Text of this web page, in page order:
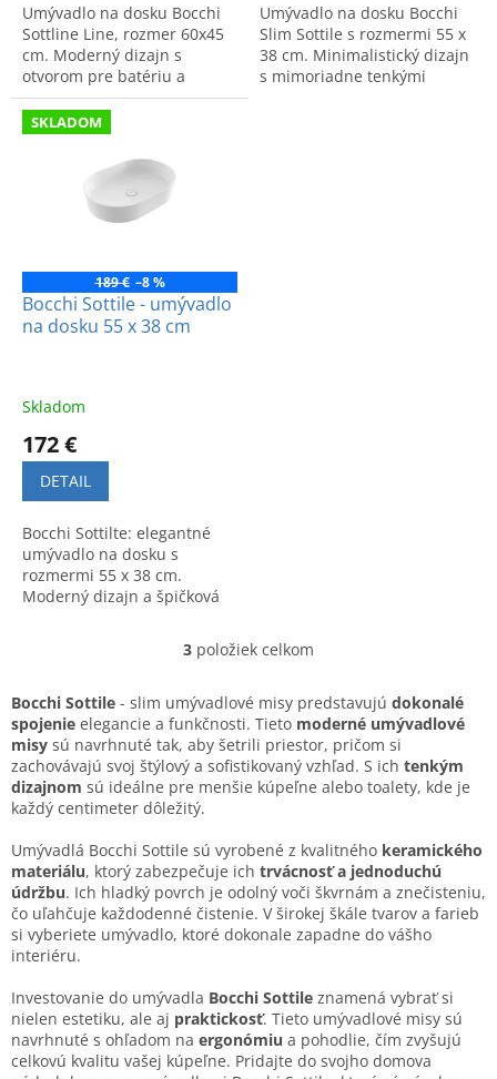
Umývadlo na dosku Bocchi
Sottline Line, rozmer 60x45
cm. Moderný dizajn s
otvorom pre batériu a
vysoká kvalita spracovania.
Umývadlo na dosku Bocchi
Slim Sottile s rozmermi 55 x
38 cm. Minimalistický dizajn
s mimoriadne tenkými
SKLADOM
189 € –8 %
Bocchi Sottile - umývadlo
na dosku 55 x 38 cm
Skladom
172 €
DETAIL
Bocchi Sottilte: elegantné
umývadlo na dosku s
rozmermi 55 x 38 cm.
Moderný dizajn a špičková
O
l
á
d
a
c
p
r
v
k
y
p
i
s
u
3 položiek celkom
Bocchi Sottile - slim umývadlové misy predstavujú dokonalé
spojenie elegancie a funkčnosti. Tieto moderné umývadlové
misy sú navrhnuté tak, aby šetrili priestor, pričom si
zachovávajú svoj štýlový a sofistikovaný vzhľad. S ich tenkým
dizajnom sú ideálne pre menšie kúpeľne alebo toalety, kde je
každý centimeter dôležitý.
Umývadlá Bocchi Sottile sú vyrobené z kvalitného keramického
materiálu, ktorý zabezpečuje ich trvácnosť a jednoduchú
údržbu. Ich hladký povrch je odolný voči škvrnám a znečisteniu,
čo uľahčuje každodenné čistenie. V širokej škále tvarov a farieb
si vyberiete umývadlo, ktoré dokonale zapadne do vášho
interiéru.
Investovanie do umývadla Bocchi Sottile znamená vybrať si
nielen estetiku, ale aj praktickosť. Tieto umývadlové misy sú
navrhnuté s ohľadom na ergonómiu a pohodlie, čím zvyšujú
celkovú kvalitu vašej kúpeľne. Pridajte do svojho domova